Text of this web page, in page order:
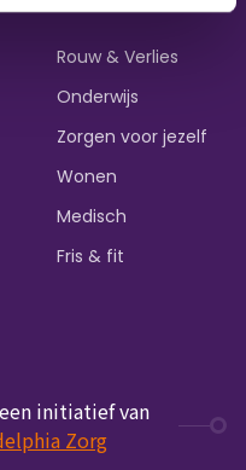
Rouw & Verlies
Onderwijs
Zorgen voor jezelf
Wonen
Medisch
Fris & fit
initiatief van
Zorg